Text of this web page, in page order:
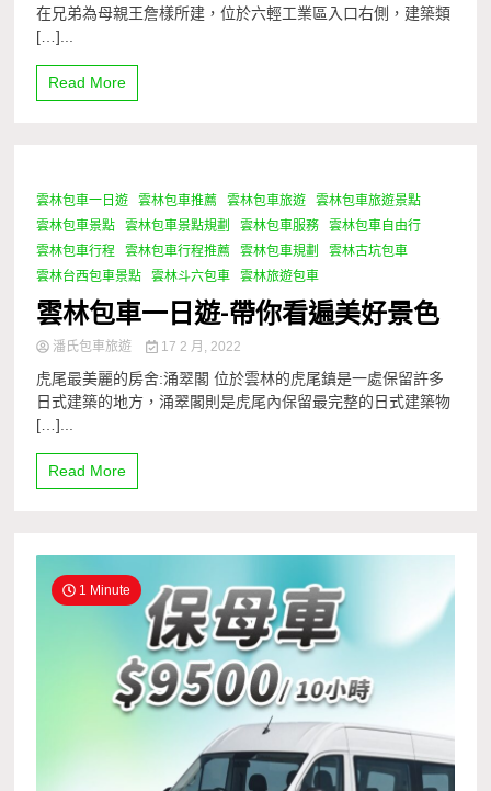
在兄弟為母親王詹樣所建，位於六輕工業區入口右側，建築類
[…]...
Read More
1 Minute
雲林包車一日遊 雲林包車推薦 雲林包車旅遊
雲林包車旅遊景點
雲林包車景點
雲林包車景點規劃 雲林包車服務
雲林包車自由行
雲林包車行程
雲林包車行程推薦 雲林包車規劃
雲林古坑包車
雲林台西包車景點
雲林斗六包車 雲林旅遊包車
雲林包車一日遊-帶你看遍美好景色
潘氏包車旅遊 17 2 月, 2022
虎尾最美麗的房舍:涌翠閣 位於雲林的虎尾鎮是一處保留許多
日式建築的地方，涌翠閣則是虎尾內保留最完整的日式建築物
[…]...
Read More
1 Minute